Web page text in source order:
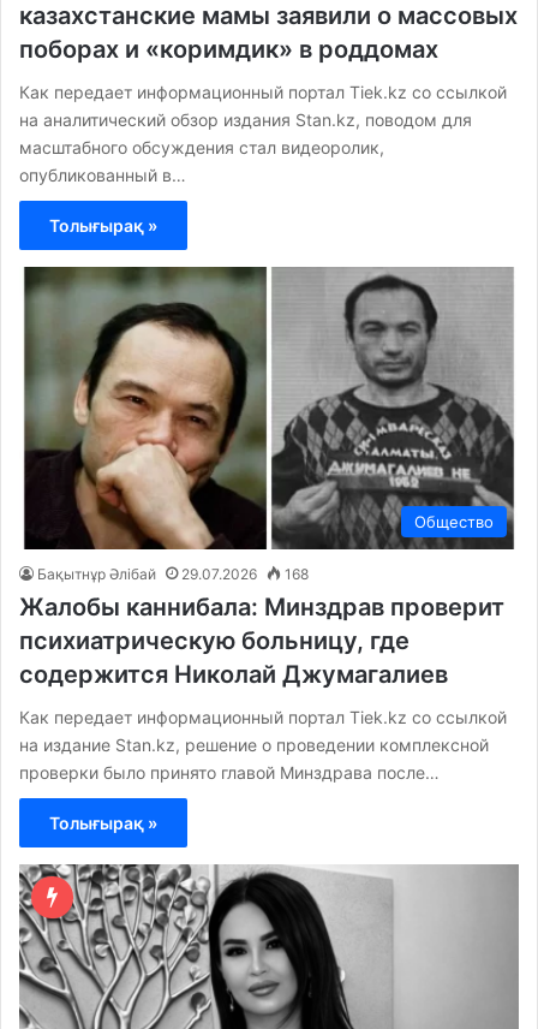
казахстанские мамы заявили о массовых
поборах и «коримдик» в роддомах
Как передает информационный портал Tiek.kz со ссылкой
на аналитический обзор издания Stan.kz, поводом для
масштабного обсуждения стал видеоролик,
опубликованный в…
Толығырақ »
Общество
Бақытнұр Әлібай 29.07.2026 168
Жалобы каннибала: Минздрав проверит
психиатрическую больницу, где
содержится Николай Джумагалиев
Как передает информационный портал Tiek.kz со ссылкой
на издание Stan.kz, решение о проведении комплексной
проверки было принято главой Минздрава после…
Толығырақ »